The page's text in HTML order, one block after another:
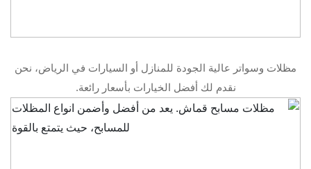
مظلات وسواتر عالية الجودة للمنازل أو السيارات في الرياض، نحن
نقدم لك أفضل الخيارات بأسعار رائعة.